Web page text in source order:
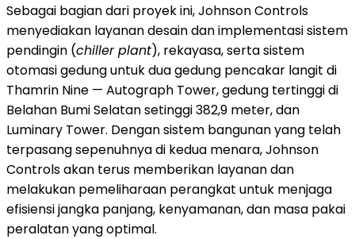
Sebagai bagian dari proyek ini, Johnson Controls
menyediakan layanan desain dan implementasi sistem
pendingin (chiller plant), rekayasa, serta sistem
otomasi gedung untuk dua gedung pencakar langit di
Thamrin Nine — Autograph Tower, gedung tertinggi di
Belahan Bumi Selatan setinggi 382,9 meter, dan
Luminary Tower. Dengan sistem bangunan yang telah
terpasang sepenuhnya di kedua menara, Johnson
Controls akan terus memberikan layanan dan
melakukan pemeliharaan perangkat untuk menjaga
efisiensi jangka panjang, kenyamanan, dan masa pakai
peralatan yang optimal.